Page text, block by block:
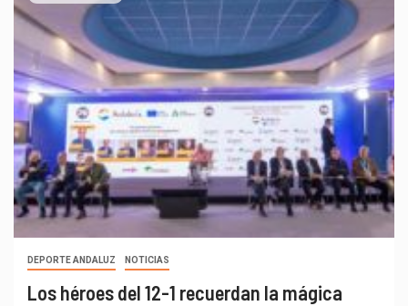
DEPORTE ANDALUZ NOTICIAS
Los héroes del 12-1 recuerdan la mágica